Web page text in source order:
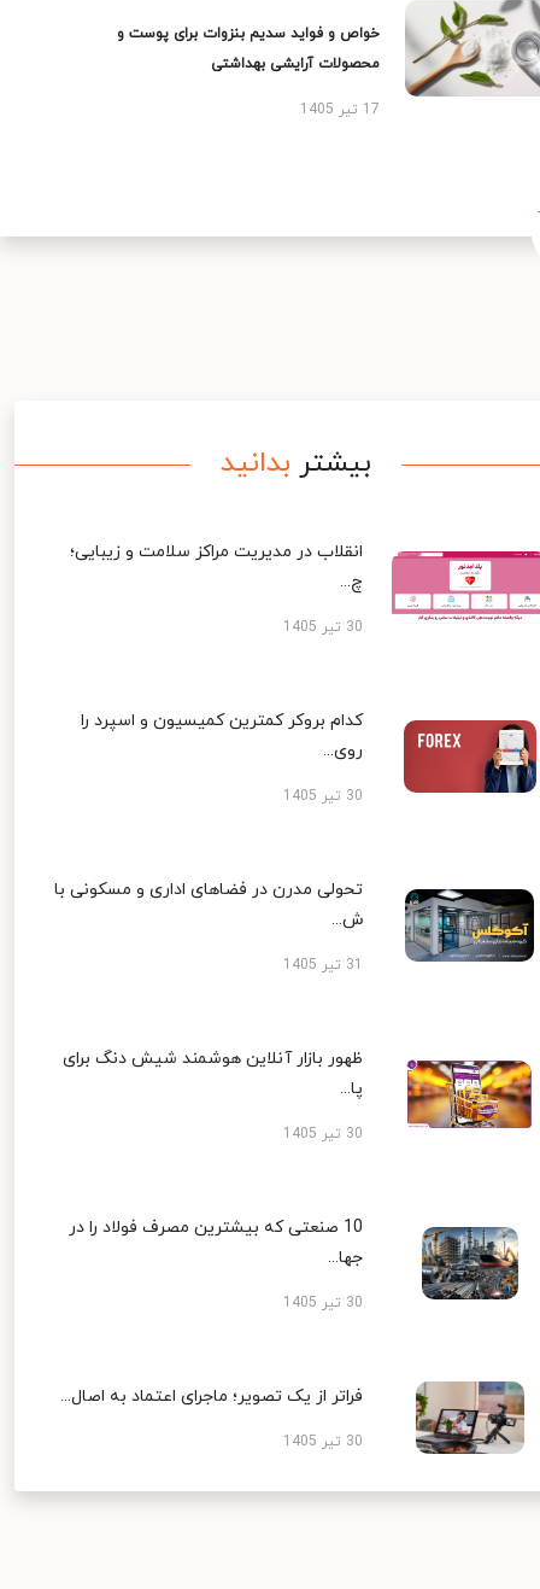
خواص و فواید سدیم بنزوات برای پوست و
محصولات آرایشی بهداشتی
17 تیر 1405
بیشتر بدانید
انقلاب در مدیریت مراکز سلامت و زیبایی؛
چ...
30 تیر 1405
کدام بروکر کمترین کمیسیون و اسپرد را
روی...
30 تیر 1405
تحولی مدرن در فضاهای اداری و مسکونی با
ش...
ظهور بازار آنلاین هوشمند شیش دنگ برای
پا...
30 تیر 1405
10 صنعتی که بیشترین مصرف فولاد را در
جها...
30 تیر 1405
فراتر از یک تصویر؛ ماجرای اعتماد به اصال...
30 تیر 1405